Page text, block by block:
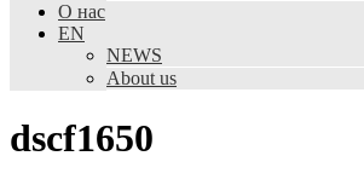
О нас
EN
NEWS
About us
dscf1650